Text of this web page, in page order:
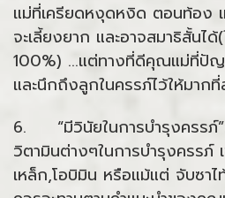
แม่ที่เครียดหงุดหงิด ตอนท้อง
จะเลี้ยงยาก และอาจสมาธิสั้นไ
100%) ...แต่ทางที่ดีคุณแม่ที่ปัญ
และนึกถึงลูกในครรภ์ไว้ให้มาก
6. “มีวินัยในการบำรุงครร
วิตามินต่างๆในการบำรุงครรภ์
เหล็ก,โอบิมิน หรือแม้แต่ จับซา